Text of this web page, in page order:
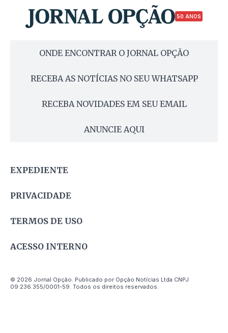
50 ANOS
ONDE ENCONTRAR O JORNAL OPÇÃO
RECEBA AS NOTÍCIAS NO SEU WHATSAPP
RECEBA NOVIDADES EM SEU EMAIL
ANUNCIE AQUI
EXPEDIENTE
PRIVACIDADE
TERMOS DE USO
ACESSO INTERNO
© 2026 Jornal Opção. Publicado por Opção Notícias Ltda CNPJ
09.236.355/0001-59. Todos os direitos reservados.